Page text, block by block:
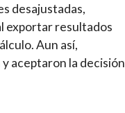
desajustadas,
exportar resultados
Aun así,
aceptaron la decisión